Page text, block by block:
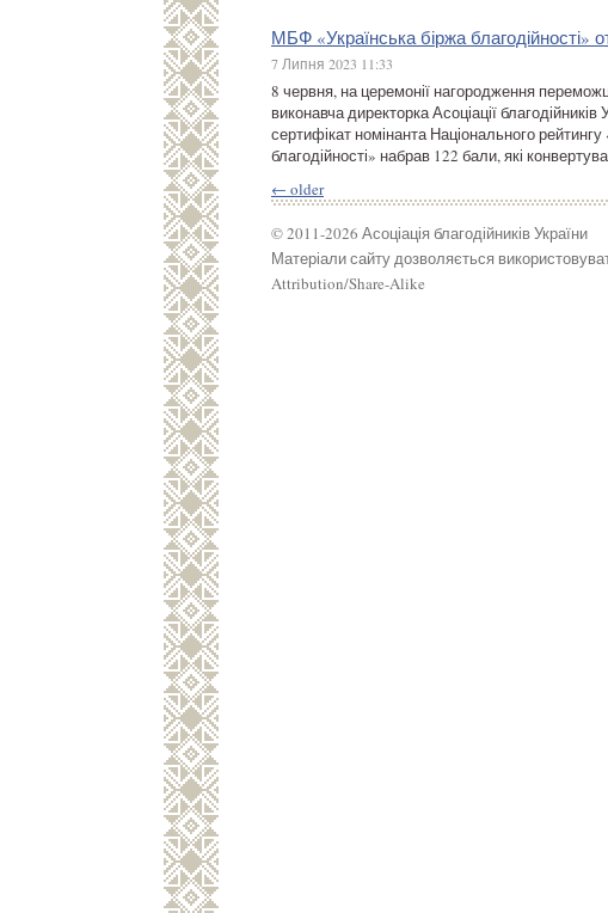
МБФ «Українська біржа благодійності»
7 Липня 2023 11:33
8 червня, на церемонії нагородження
виконавча директорка Асоціації
сертифікат номінанта Національного
благодійності» набрав 122 бали, які
← older
© 2011-2026 Асоціація благодійників України
Матеріали сайту дозволяється
Attribution/Share-Alike